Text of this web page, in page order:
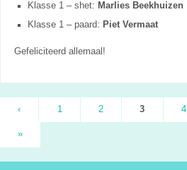
Klasse 1 – shet: Marlies Beekhuizen
Klasse 1 – paard: Piet Vermaat
Gefeliciteerd allemaal!
‹ 1 2 3 4
»